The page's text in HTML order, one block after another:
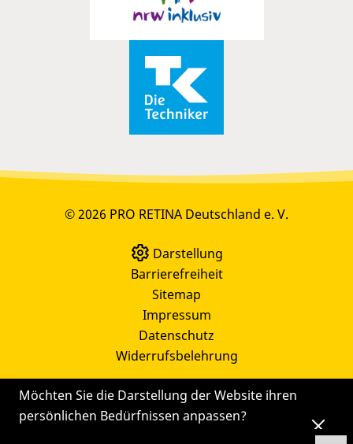
Möchten Sie die Darstellung der Website ihren
persönlichen Bedürfnissen anpassen?
© 2026 PRO RETINA Deutschland e. V.
Darstellung
Barrierefreiheit
Sitemap
Impressum
Datenschutz
Widerrufsbelehrung